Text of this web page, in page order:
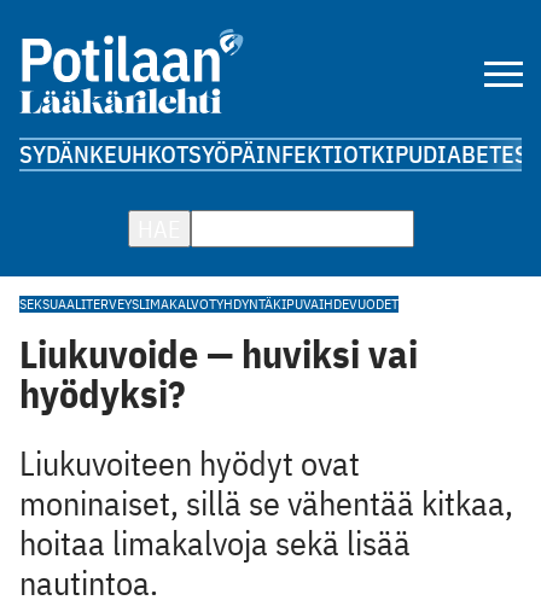
SYDÄNKEUHKOTSYÖPÄINFEKTIOTKIPUDIABETES
SEKSUAALITERVEYSLIMAKALVOTYHDYNTÄKIPUVAIHDEVUODET
Liukuvoide — huviksi vai
hyödyksi?
Liukuvoiteen hyödyt ovat
moninaiset, sillä se vähentää kitkaa,
hoitaa limakalvoja sekä lisää
nautintoa.